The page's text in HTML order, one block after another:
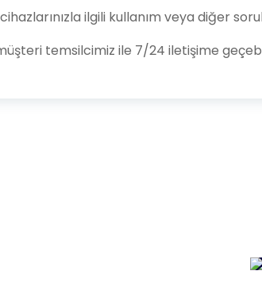
ilgili kullanım veya diğer
temsilcimiz ile 7/24 iletişime